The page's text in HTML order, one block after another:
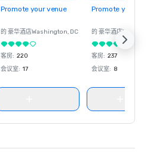
Promote your venue
的 豪华酒店Washington, DC
客房: 220
会议室: 17
Promote your
的 豪华酒店
客房: 237
会议室: 8